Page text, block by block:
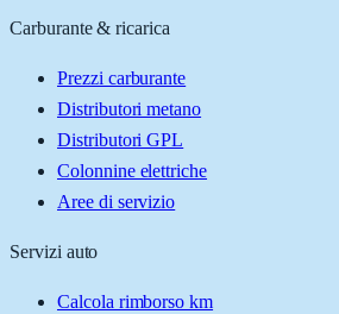
Carburante & ricarica
Prezzi carburante
Distributori metano
Distributori GPL
Colonnine elettriche
Aree di servizio
Servizi auto
Calcola rimborso km